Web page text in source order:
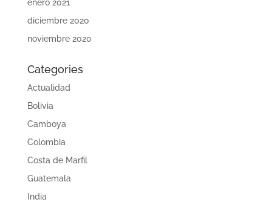
enero 2021
diciembre 2020
noviembre 2020
Categories
Actualidad
Bolivia
Camboya
Colombia
Costa de Marfil
Guatemala
India